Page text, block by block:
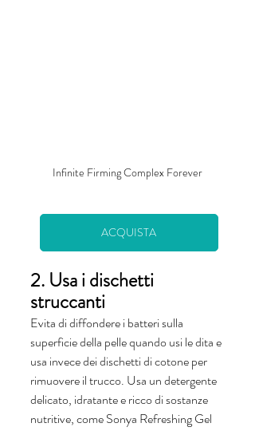
Infinite Firming Complex Forever
ACQUISTA
2. Usa i dischetti
struccanti
Evita di diffondere i batteri sulla
superficie della pelle quando usi le dita e
usa invece dei dischetti di cotone per
rimuovere il trucco. Usa un detergente
delicato, idratante e ricco di sostanze
nutritive, come Sonya Refreshing Gel